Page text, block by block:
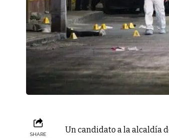
SHARE
Un candidato a la alcaldía